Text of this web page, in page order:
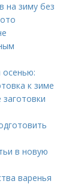
на зиму без
осенью:
к зиме
в новую
варенья